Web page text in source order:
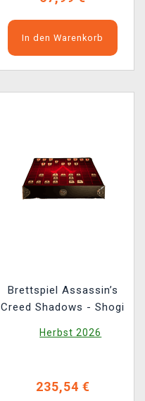
In den Warenkorb
Brettspiel Assassin’s
Creed Shadows - Shogi
Herbst 2026
235,54 €